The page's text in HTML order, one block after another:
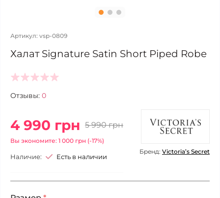
Артикул: vsp-0809
Халат Signature Satin Short Piped Robe
Отзывы: 0
4 990 грн 5 990 грн
Вы экономите: 1 000 грн (-17%)
Наличие: Есть в наличии
Бренд: Victoria’s Secret